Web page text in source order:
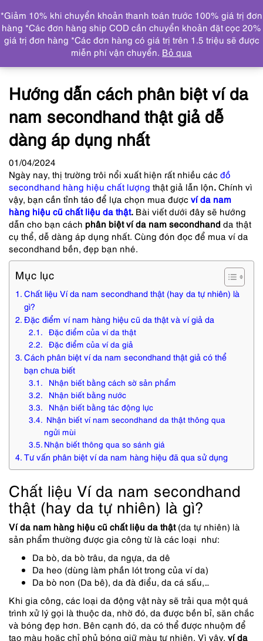
DANH MỤC
Trang chủ Tin tức
Hướng dẫn cách phân biệt ví da
nam secondhand thật giả dễ dàng áp dụng nhất
Hướng dẫn cách phân biệt ví da
nam secondhand thật giả dễ
dàng áp dụng nhất
01/04/2024
Ngày nay, thị trường trôi nổi xuất hiện rất nhiều các đồ
secondhand hàng hiệu chất lượng thật giả lẫn lộn. Chính vì
vậy, bạn cần tỉnh táo để lựa chọn mua được ví da nam
hàng hiệu cũ chất liệu da thật. Bài viết dưới đây sẽ hướng
dẫn cho bạn cách phân biệt ví da nam secondhand da thật
cụ thể, dễ dàng áp dụng nhất. Cùng đón đọc để mua ví da
secondhand bền, đẹp bạn nhé.
Mục lục
Chất liệu Ví da nam secondhand thật (hay da tự nhiên) là
gì?
Đặc điểm ví nam hàng hiệu cũ da thật và ví giả da
Đặc điểm của ví da thật
Đặc điểm của ví da giả
Cách phân biệt ví da nam secondhand thật giả có thể
bạn chưa biết
Nhận biết bằng cách sờ sản phẩm
Nhận biết bằng nước
Nhận biết bằng tác động lực
Nhận biết ví nam secondhand da thật thông qua
ngửi mùi
Nhận biết thông qua so sánh giá
Tư vấn phân biệt ví da nam hàng hiệu đã qua sử dụng
Chất liệu Ví da nam secondhand
thật (hay da tự nhiên) là gì?
Ví da nam hàng hiệu cũ chất liệu da thật(da tự nhiên) là
sản phẩm thường được gia công từ là các loại như:
Da bò, da bò trâu, da ngựa, da dê
Da heo (dùng làm phần lót trong của ví da)
Da bò non (Da bê), da đà điểu, da cá sấu,…
Khi gia công, các loại da động vật này sẽ trải qua một quá
trình xử lý gọi là thuộc da, nhờ đó, da được bền bỉ, săn chắc
và bóng đẹp hơn. Bên cạnh đó, da có thể được nhuộm để
tạo màu hoặc chỉ phủ bóng giữ màu tự nhiên. Vì vậy, ví da
*Giảm 10% khi chuyển khoản thanh toán trước 100% giá trị đơn
hàng *Các đơn hàng ship COD cần chuyển khoản đặt cọc 20%
giá trị đơn hàng *Các đơn hàng có giá trị trên 1.5 triệu sẽ được
miễn phí vận chuyển. Bỏ qua